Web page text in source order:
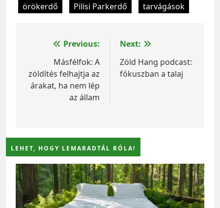
örökerdő
Pilisi Parkerdő tarvágások
Bejegyzés
navigáció
Previous:
Másfélfok: A
zöldítés felhajtja az
árakat, ha nem lép
az állam
Next:
Zöld Hang podcast:
fókuszban a talaj
LEHET, HOGY LEMARADTÁL RÓLA!